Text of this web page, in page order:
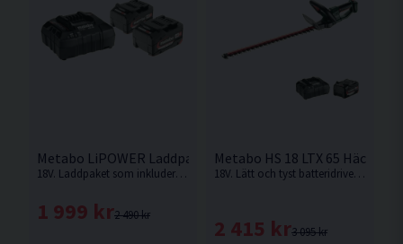
Metabo LiPOWER Laddpaket 18V (2x4,0Ah)
18V. Laddpaket som inkluderar 2st 4,0Ah batterier samt laddare.
2 490 kr
1 999 kr
Metabo HS 18 LTX 65 Häcksax
18V. Lätt och tyst batteridriven häcksax med 65 cm knivlängd och laserskurna, diamantslipade skär för rena och effektiva snitt. Ergonomisk design med låg vikt. Passar utmärkt för trimning av häckar och buskar, även i bullerkänsliga områden.
3 095 kr
2 415 kr